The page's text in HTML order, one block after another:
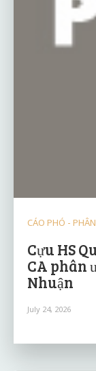
CÁO PHÓ -
Cựu HS
CA phân
Nhuận
July 24, 2026